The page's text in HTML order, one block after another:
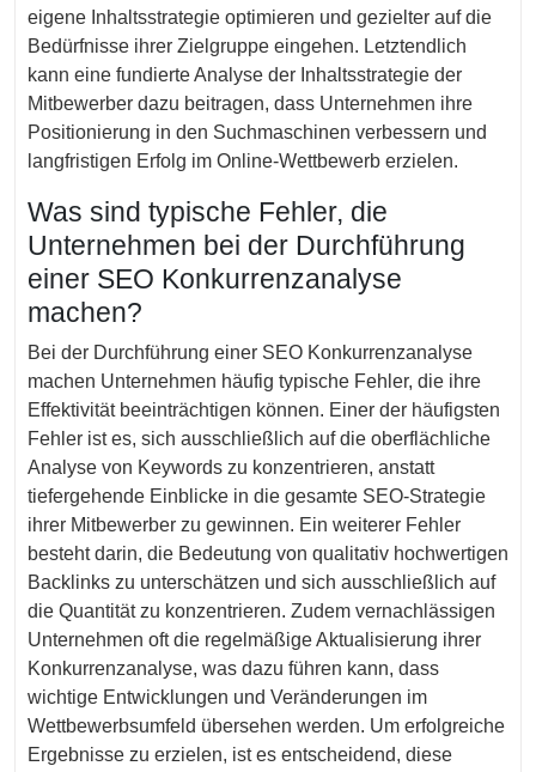
eigene Inhaltsstrategie optimieren und gezielter auf die
Bedürfnisse ihrer Zielgruppe eingehen. Letztendlich
kann eine fundierte Analyse der Inhaltsstrategie der
Mitbewerber dazu beitragen, dass Unternehmen ihre
Positionierung in den Suchmaschinen verbessern und
langfristigen Erfolg im Online-Wettbewerb erzielen.
Was sind typische Fehler, die
Unternehmen bei der Durchführung
einer SEO Konkurrenzanalyse
machen?
Bei der Durchführung einer SEO Konkurrenzanalyse
machen Unternehmen häufig typische Fehler, die ihre
Effektivität beeinträchtigen können. Einer der häufigsten
Fehler ist es, sich ausschließlich auf die oberflächliche
Analyse von Keywords zu konzentrieren, anstatt
tiefergehende Einblicke in die gesamte SEO-Strategie
ihrer Mitbewerber zu gewinnen. Ein weiterer Fehler
besteht darin, die Bedeutung von qualitativ hochwertigen
Backlinks zu unterschätzen und sich ausschließlich auf
die Quantität zu konzentrieren. Zudem vernachlässigen
Unternehmen oft die regelmäßige Aktualisierung ihrer
Konkurrenzanalyse, was dazu führen kann, dass
wichtige Entwicklungen und Veränderungen im
Wettbewerbsumfeld übersehen werden. Um erfolgreiche
Ergebnisse zu erzielen, ist es entscheidend, diese